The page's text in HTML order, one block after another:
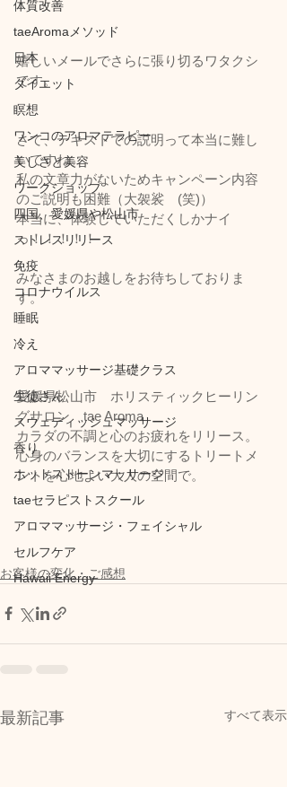
体質改善
taeAromaメソッド
日本
ダイエット
瞑想
ワンコのアロマテラピー
美しさと美容
ワークショップ
四国、愛媛県や松山市
ストレスリリース
免疫
コロナウイルス
睡眠
冷え
アロママッサージ基礎クラス
生徒さん
スウェディッシュマッサージ
香り
ホットストーンマッサージ
taeセラピストスクール
アロママッサージ・フェイシャル
セルフケア
Hawaii Energy
嬉しいメールでさらに張り切るワタクシ
です。
さて、テキストでの説明って本当に難し
いですね。
私の文章力がないためキャンペーン内容
のご説明も困難（大袈裟　(笑)）
本当に、体験していただくしかナイ
っ！！！！！
みなさまのお越しをお待ちしておりま
す。
愛媛県松山市　ホリスティックヒーリン
グサロン　tae Aroma
カラダの不調と心のお疲れをリリース。
心身のバランスを大切にするトリートメ
ントを心地よい大人の空間で。
お客様の変化・ご感想
最新記事 すべて表示